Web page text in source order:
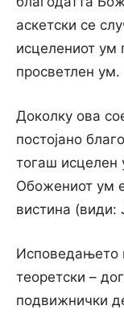
аскетски се
исцелениот ум
просветлен ум.
Доколку ова
постојано
тогаш
Обожениот ум
вистина (види:
Исповедањето
теоретски –
подвижнички